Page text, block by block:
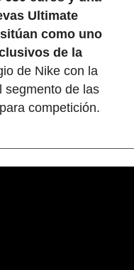
Ultimate
como uno
de la
de Nike con la
segmento de las
competición.